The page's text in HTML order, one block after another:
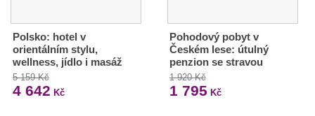
Polsko: hotel v
orientálním stylu,
wellness, jídlo i masáž
5 159 Kč
4 642 Kč
Pohodový pobyt v
Českém lese: útulný
penzion se stravou
1 920 Kč
1 795 Kč